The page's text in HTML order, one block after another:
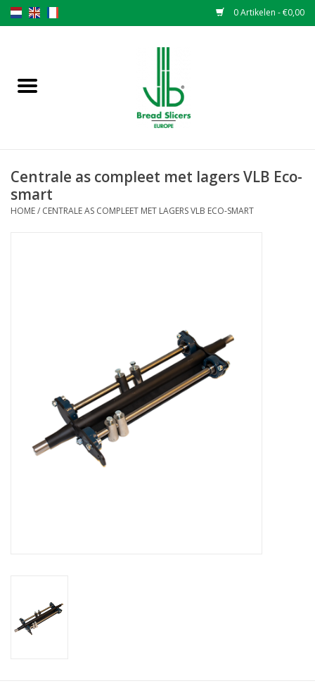
0 Artikelen - €0,00
Originele VLB messen
Centrale as compleet met lagers VLB Eco-
smart
HOME/ CENTRALE AS COMPLEET MET LAGERS VLB ECO-SMART